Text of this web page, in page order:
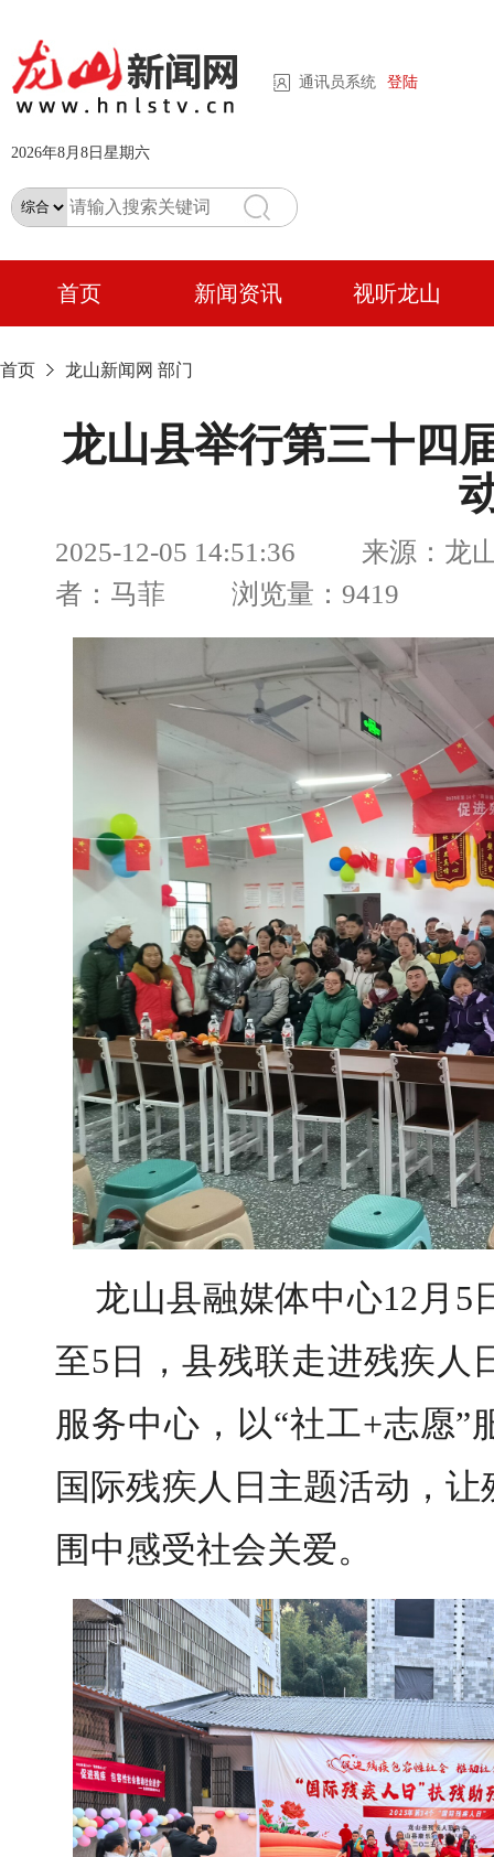
通讯员系统 登陆
2026年8月8日星期六
首页 新闻资讯 视听龙山
首页 龙山新闻网 部门
龙山县举行第三十四
2025-12-05 14:51:36 来源：龙山
者：马菲 浏览量：9419
龙山县融媒体中心12月
至5日，县残联走进残疾人
服务中心，以“社工+志愿”
国际残疾人日主题活动，
围中感受社会关爱。